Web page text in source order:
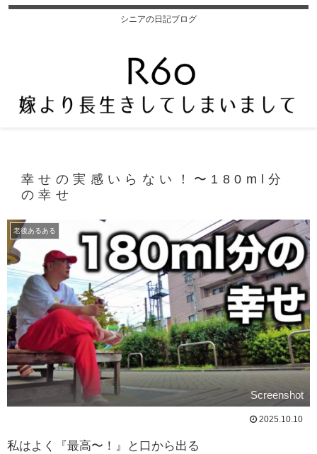
シニアの日記ブログ
幸せの実感いらない！〜180ml分
の幸せ
老後あるある
Screenshot
2025.10.10
私はよく『最高〜！』と口から出る